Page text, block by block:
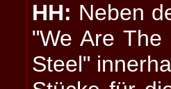
HH: Neben
"We Are
Steel"